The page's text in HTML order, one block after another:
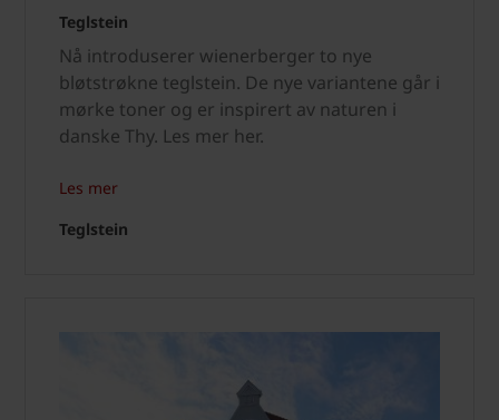
Teglstein
Nå introduserer wienerberger to nye
bløtstrøkne teglstein. De nye variantene går i
mørke toner og er inspirert av naturen i
danske Thy. Les mer her.
Les mer
Teglstein